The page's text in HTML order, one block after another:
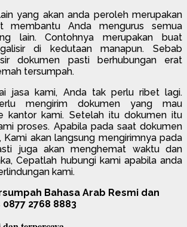
yang akan anda peroleh merupakan
membantu Anda mengurus semua
lain. Contohnya merupakan buat
di kedutaan manapun. Sebab
dokumen pasti berhubungan erat
tersumpah.
jasa kami, Anda tak perlu ribet lagi.
mengirim dokumen yang mau
kantor kami. Setelah itu dokumen itu
proses. Apabila pada saat dokumen
Kami akan langsung mengirimnya pada
juga akan menghemat waktu dan
Cepatlah hubungi kami apabila anda
kami.
Bahasa Arab Resmi dan
2768 8883